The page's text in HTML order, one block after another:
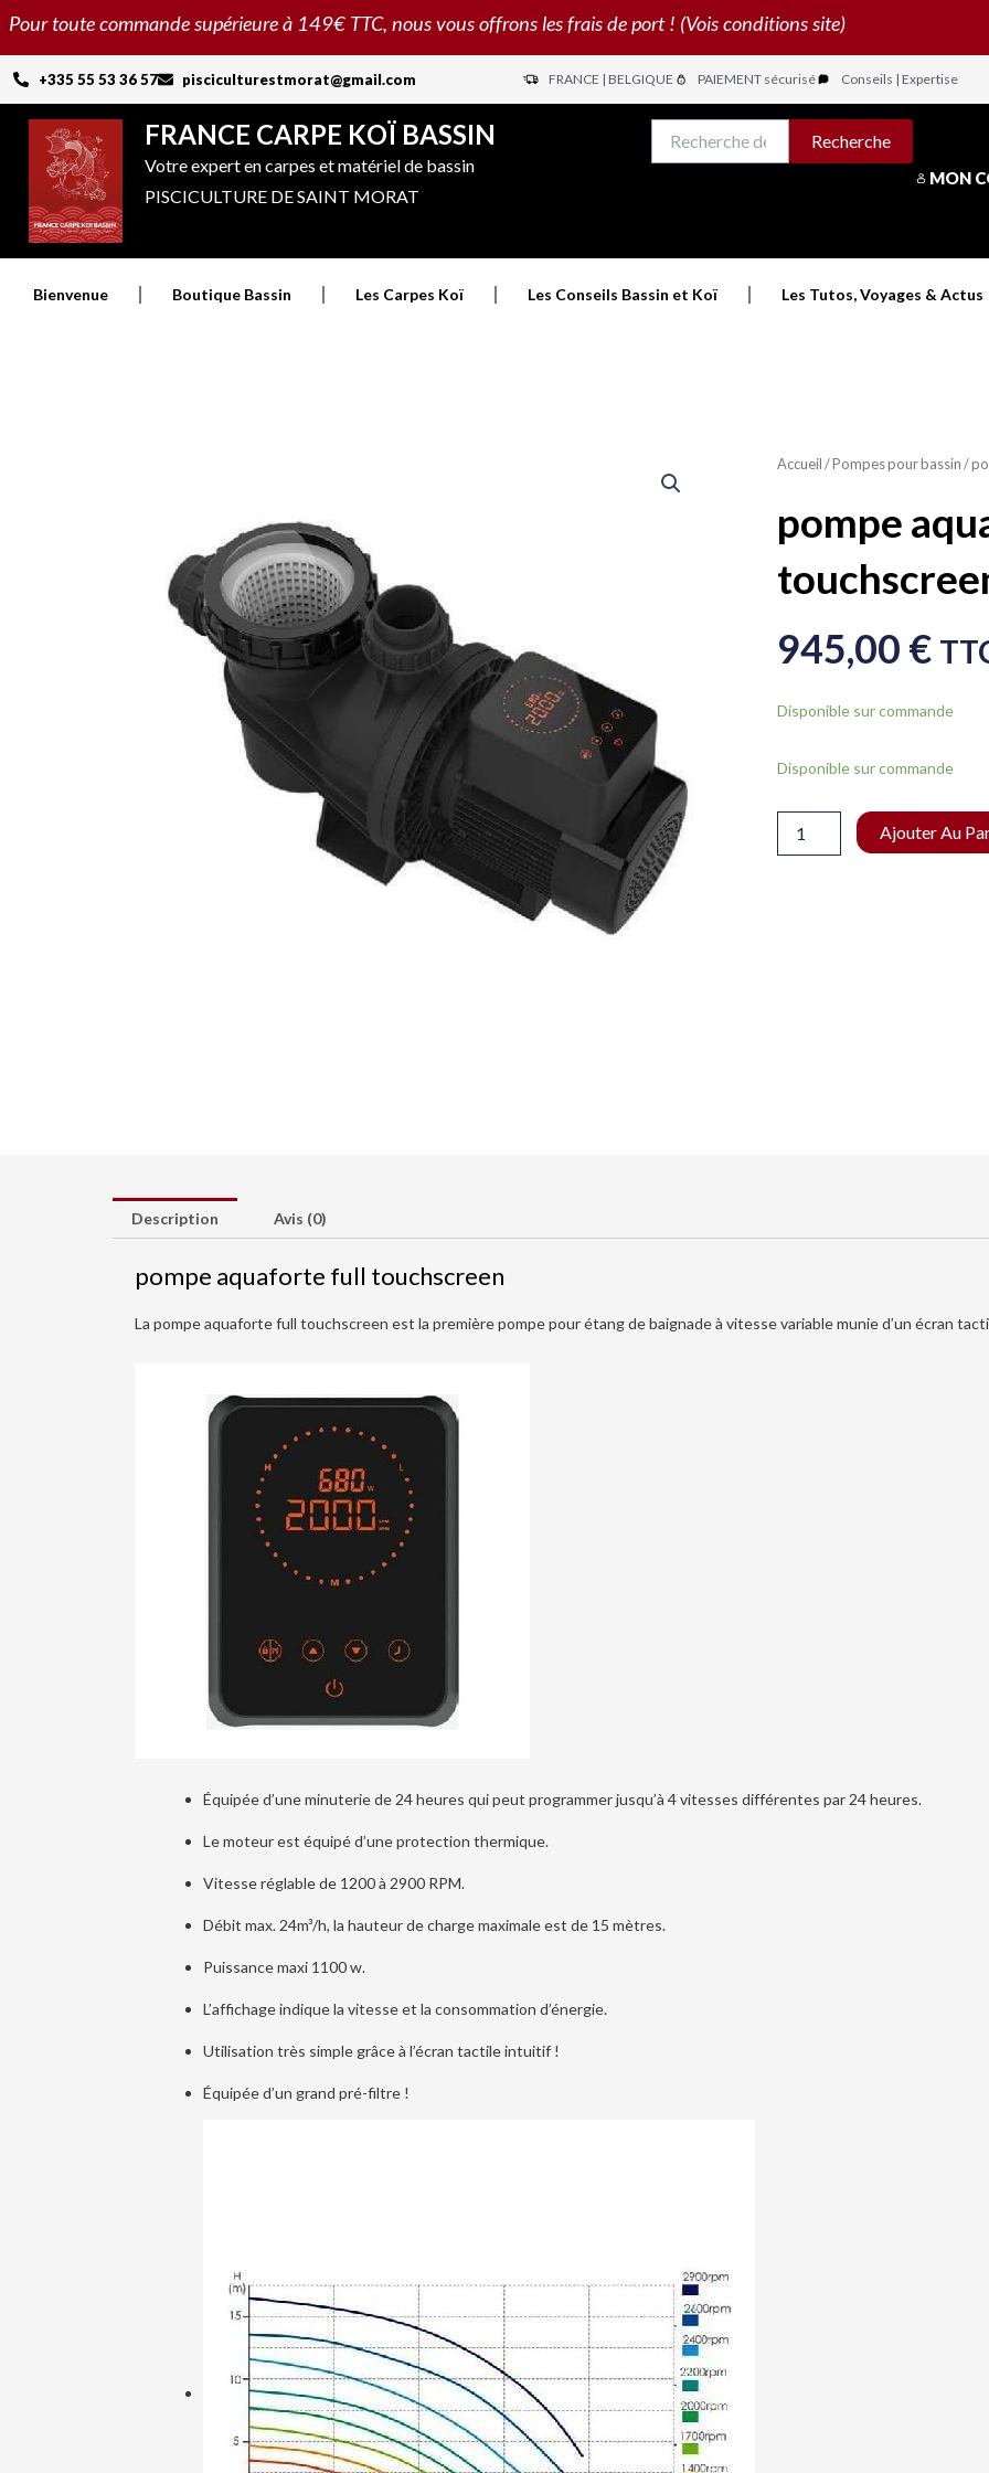
Aller
contenu
Pour toute commande supérieure à 149€ TTC, nous vous offrons les frais de port ! (Vois conditions site)
+335 55 53 36 57 pisciculturestmorat@gmail.com FRANCE | BELGIQUE PAIEMENT sécurisé Conseils | Expertise
FRANCE CARPE KOÏ BASSIN
Votre expert en carpes et matériel de bassin
PISCICULTURE DE SAINT MORAT
pour :
Recherche
MON
Bienvenue Boutique Bassin Les Carpes Koï Les Conseils Bassin et Koï Les Tutos, Voyages & Actus
Accueil/Pompes pour bassin/
pompe
945,00 €
Disponible sur commande
Disponible sur commande
quantité
pompe
aquaforte
full
Ajouter Au
Description Avis (0)
pompe aquaforte full touchscreen
La pompe aquaforte full touchscreen est la première pompe pour étang de baignade à vitesse variable munie d’un écran
Équipée d’une minuterie de 24 heures qui peut programmer jusqu’à 4 vitesses différentes par 24 heures.
Le moteur est équipé d’une protection thermique.
Vitesse réglable de 1200 à 2900 RPM.
Débit max. 24m³/h, la hauteur de charge maximale est de 15 mètres.
Puissance maxi 1100 w.
L’affichage indique la vitesse et la consommation d’énergie.
Utilisation très simple grâce à l’écran tactile intuitif !
Équipée d’un grand pré-filtre !